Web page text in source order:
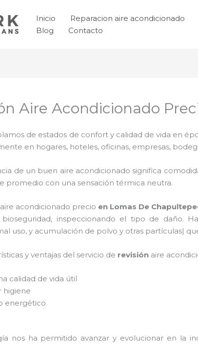
Inicio Reparacion aire acondicionado
Blog
Contacto
Aire Acondicionado
de estados de confort y calidad de vida en
en hogares, hoteles, oficinas, empresas,
de un buen aire acondicionado significa
promedio con una sensación térmica neutra.
aire acondicionado precio en Lomas De
inspeccionando el tipo de daño.
uso, y acumulación de polvo y otras
y ventajas del servicio de revisión aire
calidad de vida útil
higiene
energético
nos ha permitido avanzar y evolucionar en la